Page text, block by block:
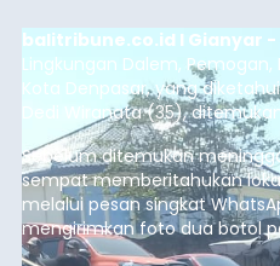
balitribune.co.id I Gianyar -
Lingkungan Dalem,
Kota Denpasar, yang
Dedi Wiranata (35),
pesisir Pantai Purnama,
Sebelum ditemukan
sempat memberitahukan
melalui pesan singkat
mengirimkan foto dua botol
istrinya.